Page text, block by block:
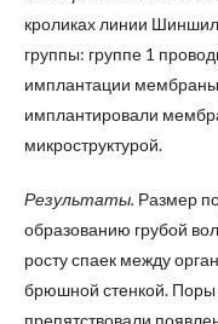
кроликах линии
группы: группе 1
имплантации
имплантировали
микроструктурой.
Результаты. Размер
образованию грубой
росту спаек между
брюшной стенкой.
препятствовали